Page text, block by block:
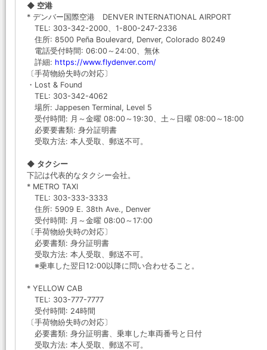
◆ 空港
* デンバー国際空港 DENVER INTERNATIONAL AIRPORT
TEL: 303-342-2000、1-800-247-2336
住所: 8500 Peña Boulevard, Denver, Colorado 80249
電話受付時間: 06:00～24:00、無休
詳細: https://www.flydenver.com/
〔手荷物紛失時の対応〕
・Lost & Found
TEL: 303-342-4062
場所: Jappesen Terminal, Level 5
受付時間: 月～金曜 08:00～19:30、土～日曜 08:00～18:00
必要要書類: 身分証明書
受取方法: 本人受取、郵送不可。
◆ タクシー
下記は代表的なタクシー会社。
* METRO TAXI
TEL: 303-333-3333
住所: 5909 E. 38th Ave., Denver
受付時間: 月～金曜 08:00～17:00
〔手荷物紛失時の対応〕
必要書類: 身分証明書
受取方法: 本人受取、郵送不可。
※乗車した翌日12:00以降に問い合わせること。
* YELLOW CAB
TEL: 303-777-7777
受付時間: 24時間
〔手荷物紛失時の対応〕
必要書類: 身分証明書、乗車した車両番号と日付
受取方法: 本人受取、郵送不可。